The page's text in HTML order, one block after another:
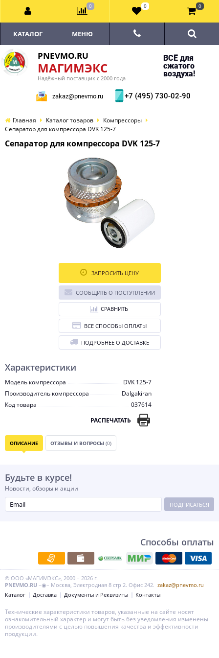
PNEVMO.RU
МАГИМЭКС
Надёжный поставщик с 2000 года
ВСЁ для
сжатого
воздуха!
zakaz@pnevmo.ru +7 (495) 730-02-90
КАТАЛОГ МЕНЮ
Главная Каталог товаров
Компрессоры
Сепаратор для компрессора DVK 125-7
Сепаратор для компрессора DVK 125-7
Характеристики
Модель компрессора
DVK 125-7
Производитель компрессора
Dalgakiran
Код товара
037614
РАСПЕЧАТАТЬ
ЗАПРОСИТЬ ЦЕНУ
СООБЩИТЬ О ПОСТУПЛЕНИИ
СРАВНИТЬ
ВСЕ СПОСОБЫ ОПЛАТЫ
ПОДРОБНЕЕ О ДОСТАВКЕ
ОПИСАНИЕ ОТЗЫВЫ И ВОПРОСЫ (0)
Будьте в курсе!
Новости, обзоры и акции
ПОДПИСАТЬСЯ
Способы оплаты
© ООО «МАГИМЭКС», 2000 – 2026 г.
PNEVMO.RU –◉– Москва, Электродная 8 стр 2. Офис 242. zakaz@pnevmo.ru
Каталог
Доставка Документы и Реквизиты Контакты
0 0 0
Технические характеристики товаров, указанные на сайте носят
ознакомительный характер и могут быть без уведомления изменены
производителями с целью повышения качества и эффективности
продукции.